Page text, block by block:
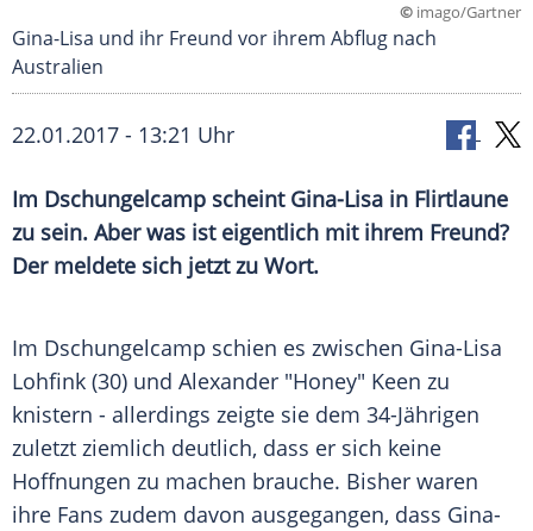
© imago/Gartner
Gina-Lisa und ihr Freund vor ihrem Abflug nach
Australien
22.01.2017 - 13:21 Uhr
Im Dschungelcamp scheint Gina-Lisa in Flirtlaune
zu sein. Aber was ist eigentlich mit ihrem Freund?
Der meldete sich jetzt zu Wort.
Im Dschungelcamp schien es zwischen Gina-Lisa
Lohfink (30) und Alexander "Honey" Keen zu
knistern - allerdings zeigte sie dem 34-Jährigen
zuletzt ziemlich deutlich, dass er sich keine
Hoffnungen zu machen brauche. Bisher waren
ihre Fans zudem davon ausgegangen, dass Gina-